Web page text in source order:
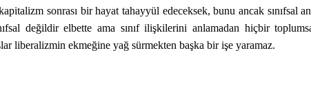
sonrası bir hayat tahayyül edeceksek, bunu ancak sınıfsal
değildir elbette ama sınıf ilişkilerini anlamadan hiçbir
liberalizmin ekmeğine yağ sürmekten başka bir işe yaramaz.